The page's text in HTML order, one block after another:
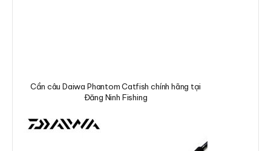
Cần câu Daiwa Phantom Catfish chính hãng tại
Đăng Ninh Fishing